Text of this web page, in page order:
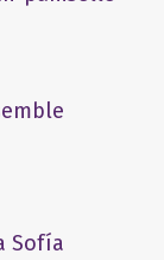
Sofía